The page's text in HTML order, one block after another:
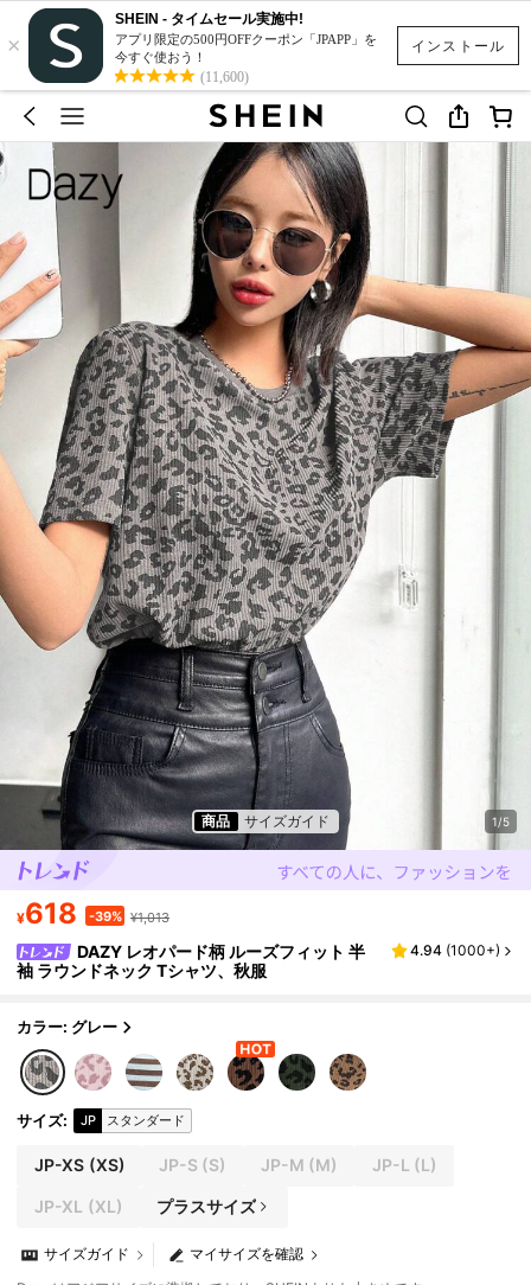
インストール
×
SHEIN - タイムセール実施中!
アプリ限定の500円OFFクーポン「JPAPP」を
今すぐ使おう！
(11,600)
商品 サイズガイド 1/5
¥618 -39% ¥1,013
DAZY レオパード柄 ルーズフィット 半
袖 ラウンドネック Tシャツ、秋服
4.94 (1000+)
カラー: グレー
サイズ: JP スタンダード
JP-XS (XS) JP-S (S) JP-M (M) JP-L (L)
JP-XL (XL) プラスサイズ
マイサイズを確認
サイズガイド